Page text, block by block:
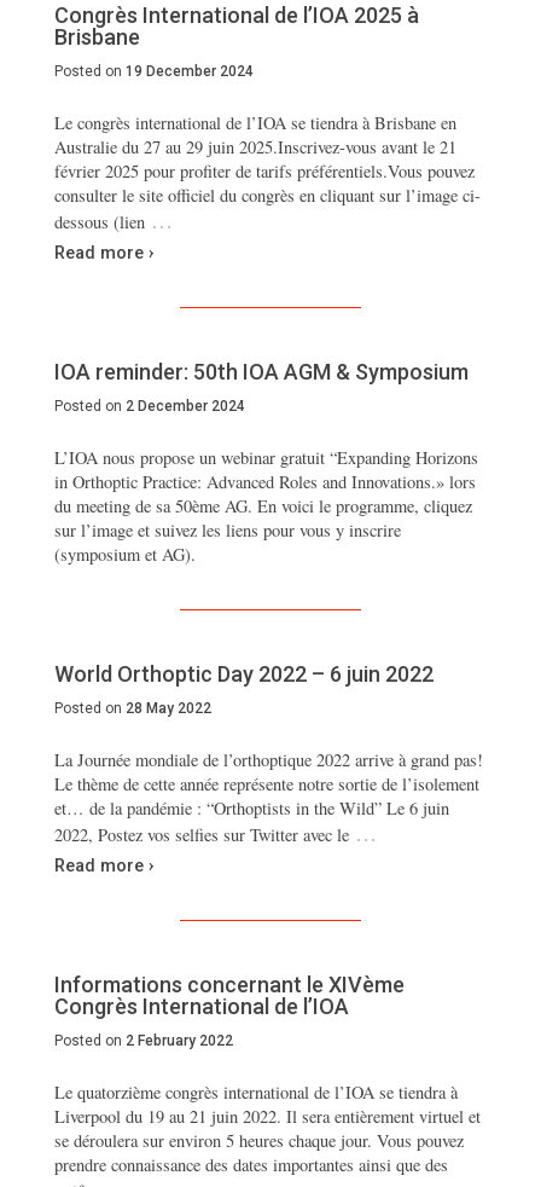
Congrès International de l’IOA 2025 à
Brisbane
Posted on 19 December 2024
Le congrès international de l’IOA se tiendra à Brisbane en
Australie du 27 au 29 juin 2025.Inscrivez-vous avant le 21
février 2025 pour profiter de tarifs préférentiels.Vous pouvez
consulter le site officiel du congrès en cliquant sur l’image ci-
dessous (lien …
Read more ›
IOA reminder: 50th IOA AGM & Symposium
Posted on 2 December 2024
L’IOA nous propose un webinar gratuit “Expanding Horizons
in Orthoptic Practice: Advanced Roles and Innovations.» lors
du meeting de sa 50ème AG. En voici le programme, cliquez
sur l’image et suivez les liens pour vous y inscrire
(symposium et AG).
World Orthoptic Day 2022 – 6 juin 2022
Posted on 28 May 2022
La Journée mondiale de l’orthoptique 2022 arrive à grand pas!
Le thème de cette année représente notre sortie de l’isolement
et… de la pandémie : “Orthoptists in the Wild” Le 6 juin
2022, Postez vos selfies sur Twitter avec le …
Read more ›
Informations concernant le XIVème
Congrès International de l’IOA
Posted on 2 February 2022
Le quatorzième congrès international de l’IOA se tiendra à
Liverpool du 19 au 21 juin 2022. Il sera entièrement virtuel et
se déroulera sur environ 5 heures chaque jour. Vous pouvez
prendre connaissance des dates importantes ainsi que des